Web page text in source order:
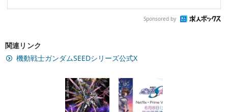
Sponsored by
関連リンク
機動戦士ガンダムSEEDシリーズ公式X